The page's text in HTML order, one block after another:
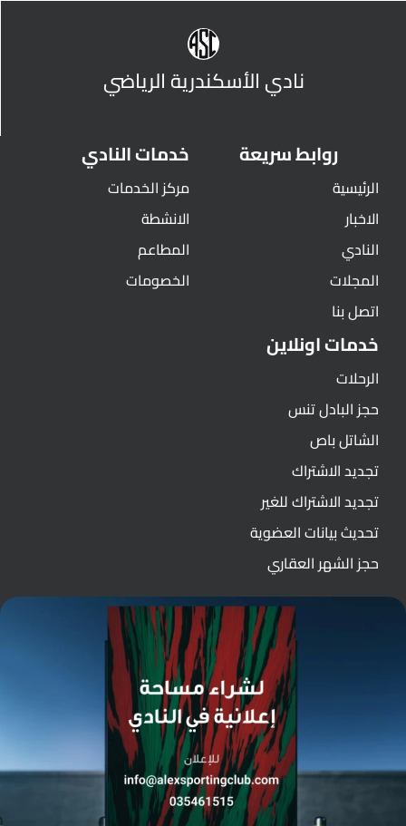
نادي الأسكندرية الرياضي
روابط سريعة
الرئيسية
الاخبار
النادي
المجلات
اتصل بنا
خدمات النادي
مركز الخدمات
الانشطة
المطاعم
الخصومات
خدمات اونلاين
الرحلات
حجز البادل تنس
الشاتل باص
تجديد الاشتراك
تجديد الاشتراك للغير
تحديث بيانات العضوية
حجز الشهر العقاري